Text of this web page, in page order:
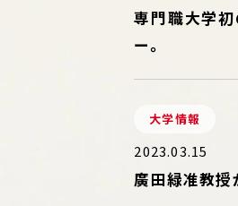
専門職大学初
ー。
大学情報
2023.03.15
廣田緑准教授